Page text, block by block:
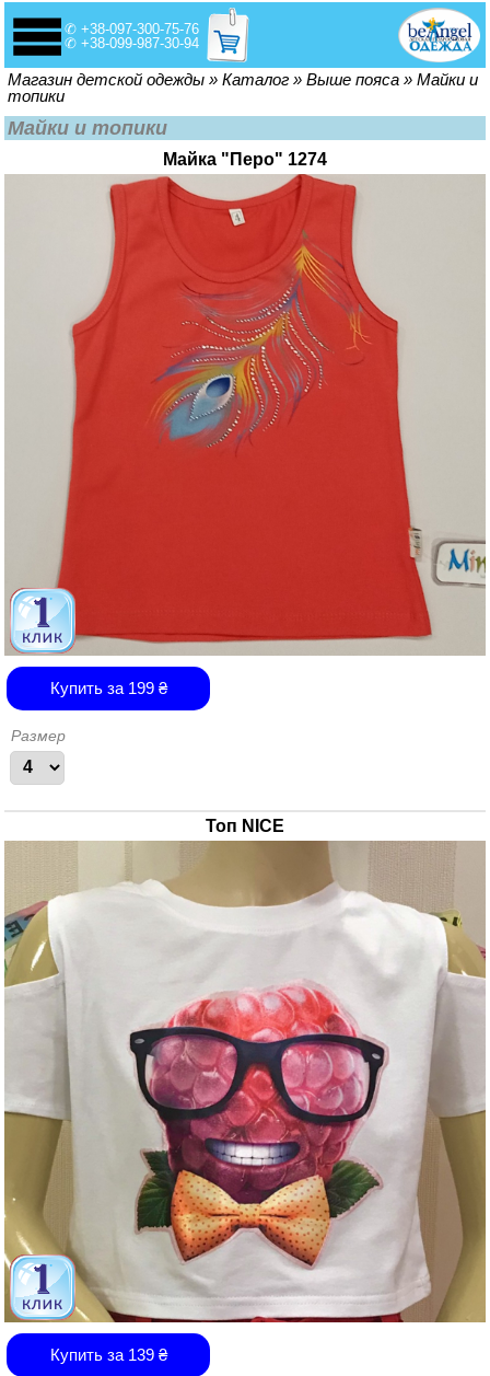
✆ +38-097-300-75-76
✆ +38-099-987-30-94
Вы здесь
Магазин детской одежды » Каталог » Выше пояса » Майки и
топики
Майки и топики
Майка "Перо" 1274
Купить за 199₴
Размер
Топ NICE
Купить за 139₴